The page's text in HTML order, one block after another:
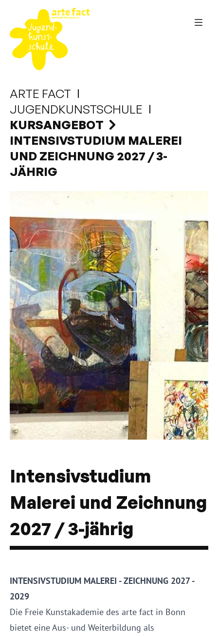
ARTE FACT
JUGENDKUNSTSCHULE
KURSANGEBOT
INTENSIVSTUDIUM MALEREI
UND ZEICHNUNG 2027 / 3-
JÄHRIG
Intensivstudium
Malerei und Zeichnung
2027 / 3-jährig
INTENSIVSTUDIUM MALEREI - ZEICHNUNG 2027 -
2029
Die Freie Kunstakademie des arte fact in Bonn
bietet eine Aus- und Weiterbildung als